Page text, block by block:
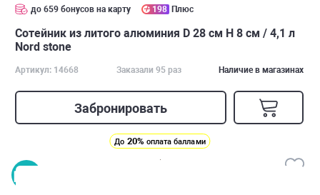
до 659 бонусов на карту 198 Плюс
Сотейник из литого алюминия D 28 см H 8 см / 4,1 л
Nord stone
Артикул: 14668 Заказали 95 раз Наличие в магазинах
Забронировать
До 20% оплата баллами